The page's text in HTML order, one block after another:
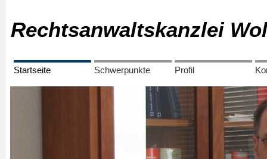
​Rechtsanwaltskanzlei
Startseite Schwerpunkte Profil